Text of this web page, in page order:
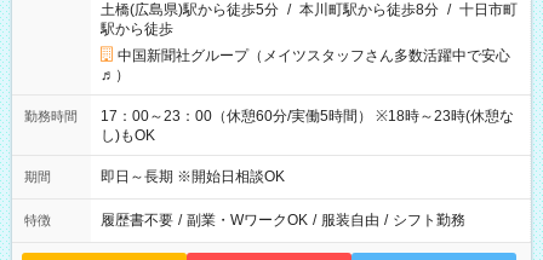
土橋(広島県)駅から徒歩5分 / 本川町駅から徒歩8分 / 十日市町
駅から徒歩
中国新聞社グループ（メイツスタッフさん多数活躍中で安心
♬）
勤務時間
17：00～23：00（休憩60分/実働5時間） ※18時～23時(休憩な
し)もOK
期間 即日～長期 ※開始日相談OK
特徴 履歴書不要 / 副業・WワークOK / 服装自由 / シフト勤務